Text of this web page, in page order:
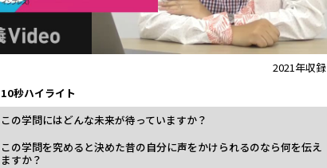
a
2021年収録
10秒ハイライト
この学問にはどんな未来が待っていますか？
この学問を究めると決めた昔の自分に声をかけられるのなら何を伝え
ますか？